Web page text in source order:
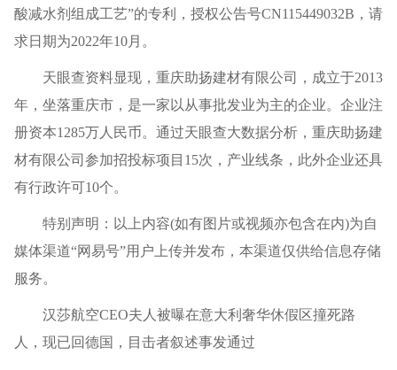
酸减水剂组成工艺”的专利，授权公告号CN115449032B，请
求日期为2022年10月。
天眼查资料显现，重庆助扬建材有限公司，成立于2013
年，坐落重庆市，是一家以从事批发业为主的企业。企业注
册资本1285万人民币。通过天眼查大数据分析，重庆助扬建
材有限公司参加招投标项目15次，产业线条，此外企业还具
有行政许可10个。
特别声明：以上内容(如有图片或视频亦包含在内)为自
媒体渠道“网易号”用户上传并发布，本渠道仅供给信息存储
服务。
汉莎航空CEO夫人被曝在意大利奢华休假区撞死路
人，现已回德国，目击者叙述事发通过